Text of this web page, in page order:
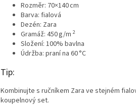
Rozměr: 70×140 cm
Barva: fialová
Dezén: Zara
Gramáž: 450 g/m 2
Složení: 100% bavlna
Údržba: praní na 60 °C
Tip:
Kombinujte s ručníkem Zara ve stejném
koupelnový set.